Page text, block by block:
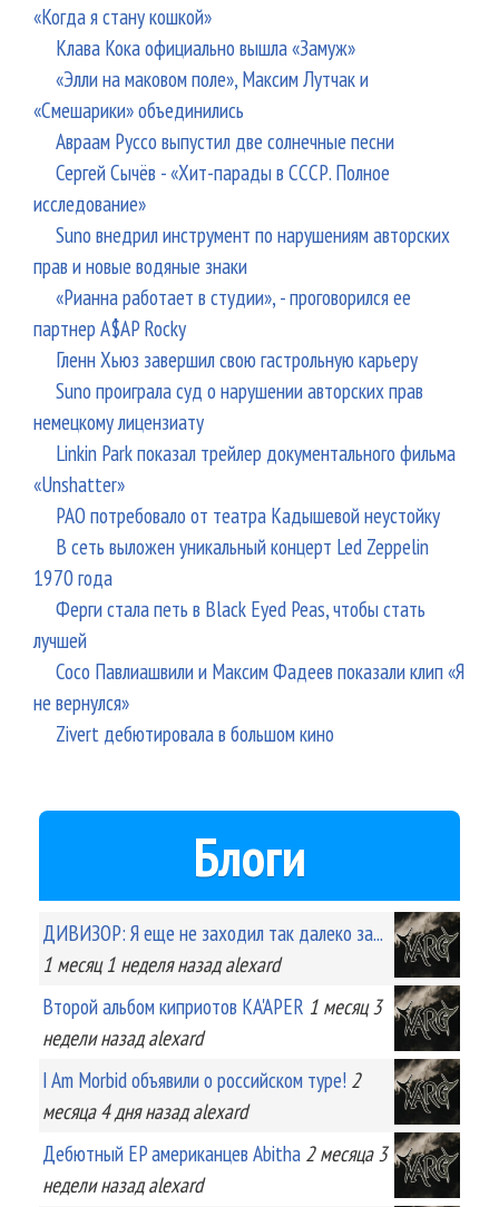
«Когда я стану кошкой»
Клава Кока официально вышла «Замуж»
«Элли на маковом поле», Максим Лутчак и
«Смешарики» объединились
Авраам Руссо выпустил две солнечные песни
Сергей Сычёв - «Хит-парады в СССР. Полное
исследование»
Suno внедрил инструмент по нарушениям авторских
прав и новые водяные знаки
«Рианна работает в студии», - проговорился ее
партнер A$AP Rocky
Гленн Хьюз завершил свою гастрольную карьеру
Suno проиграла суд о нарушении авторских прав
немецкому лицензиату
Linkin Park показал трейлер документального фильма
«Unshatter»
РАО потребовало от театра Кадышевой неустойку
В сеть выложен уникальный концерт Led Zeppelin
1970 года
Ферги стала петь в Black Eyed Peas, чтобы стать
лучшей
Сосо Павлиашвили и Максим Фадеев показали клип «Я
не вернулся»
Zivert дебютировала в большом кино
Блоги
ДИВИЗОР: Я еще не заходил так далеко за...
1 месяц 1 неделяназад alexard
Второй альбом киприотов KA'APER 1 месяц 3
неделиназад alexard
I Am Morbid объявили о российском туре! 2
месяца 4 дняназад alexard
Дебютный EP американцев Abitha 2 месяца 3
неделиназад alexard